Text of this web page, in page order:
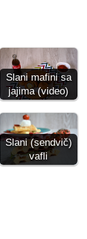
Slani mafini sa
jajima (video)
Slani (sendvič)
vafli